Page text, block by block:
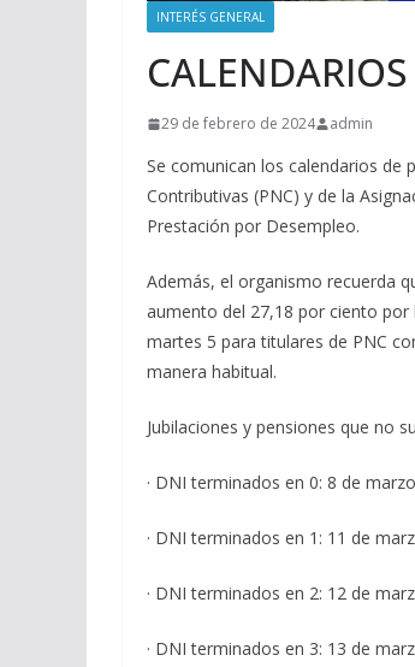
INTERÉS GENERAL
29 de febrero de 2024 admin
Se comunican los calendarios de
Contributivas (PNC) y de la
Prestación por Desempleo.
Además, el organismo recuerda
aumento del 27,18 por ciento por
martes 5 para titulares de PNC
manera habitual.
Jubilaciones y pensiones que no
· DNI terminados en 0: 8 de marzo
· DNI terminados en 1: 11 de
· DNI terminados en 2: 12 de
· DNI terminados en 3: 13 de